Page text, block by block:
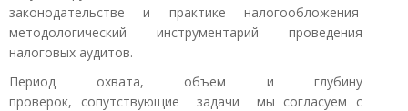
законодательстве и практике налогообложения
методологический инструментарий проведения
налоговых аудитов.
Период охвата, объем и глубину
проверок, сопутствующие задачи мы согласуем с